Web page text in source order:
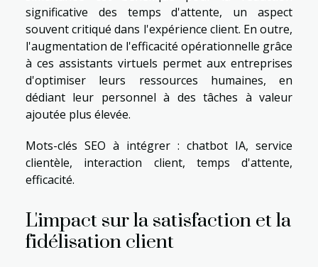
significative des temps d'attente, un aspect
souvent critiqué dans l'expérience client. En outre,
l'augmentation de l'efficacité opérationnelle grâce
à ces assistants virtuels permet aux entreprises
d'optimiser leurs ressources humaines, en
dédiant leur personnel à des tâches à valeur
ajoutée plus élevée.
Mots-clés SEO à intégrer : chatbot IA, service
clientèle, interaction client, temps d'attente,
efficacité.
L'impact sur la satisfaction et la
fidélisation client